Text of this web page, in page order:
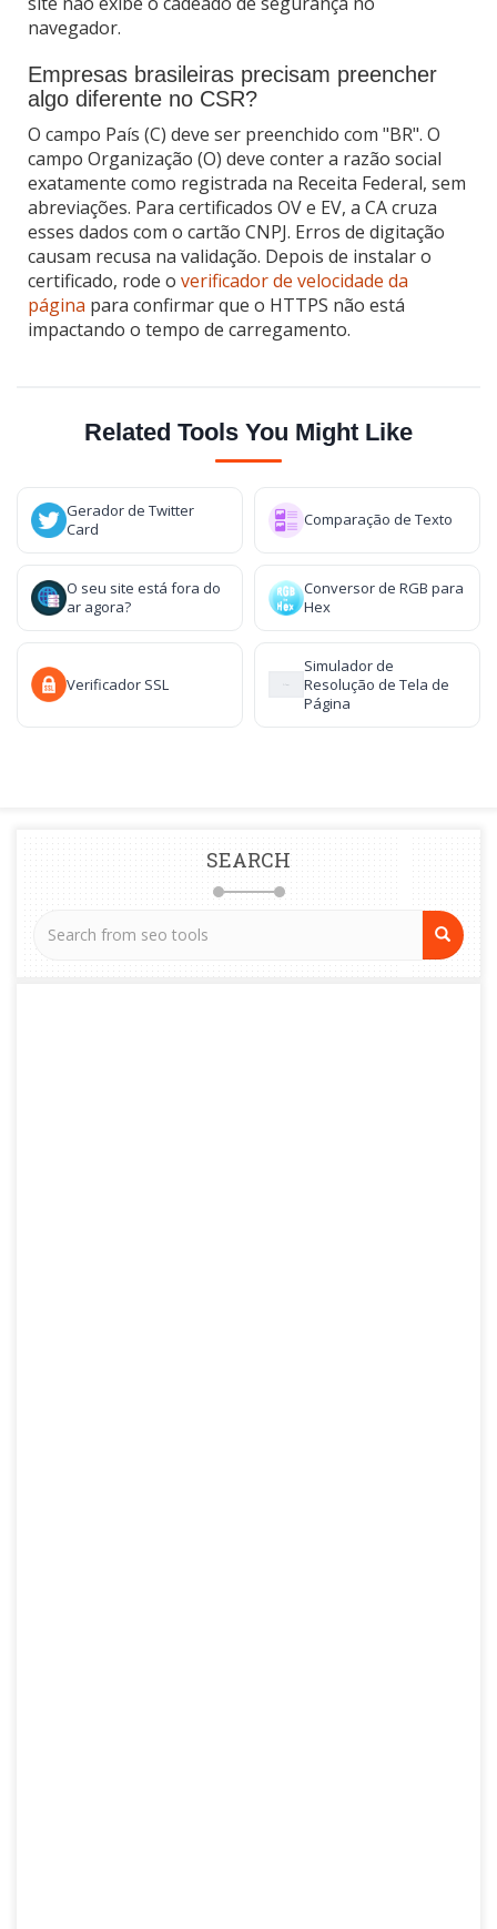
navegador.
Empresas brasileiras precisam preencher
algo diferente no CSR?
O campo País (C) deve ser preenchido com "BR". O
campo Organização (O) deve conter a razão social
exatamente como registrada na Receita Federal, sem
abreviações. Para certificados OV e EV, a CA cruza
esses dados com o cartão CNPJ. Erros de digitação
causam recusa na validação. Depois de instalar o
certificado, rode o verificador de velocidade da
página para confirmar que o HTTPS não está
impactando o tempo de carregamento.
Related Tools You Might Like
Gerador de Twitter
Card
Comparação de Texto
O seu site está fora do
ar agora?
Conversor de RGB para
Hex
Verificador SSL
Simulador de
Resolução de Tela de
Página
SEARCH